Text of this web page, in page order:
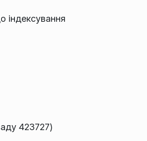
індексування
423727)